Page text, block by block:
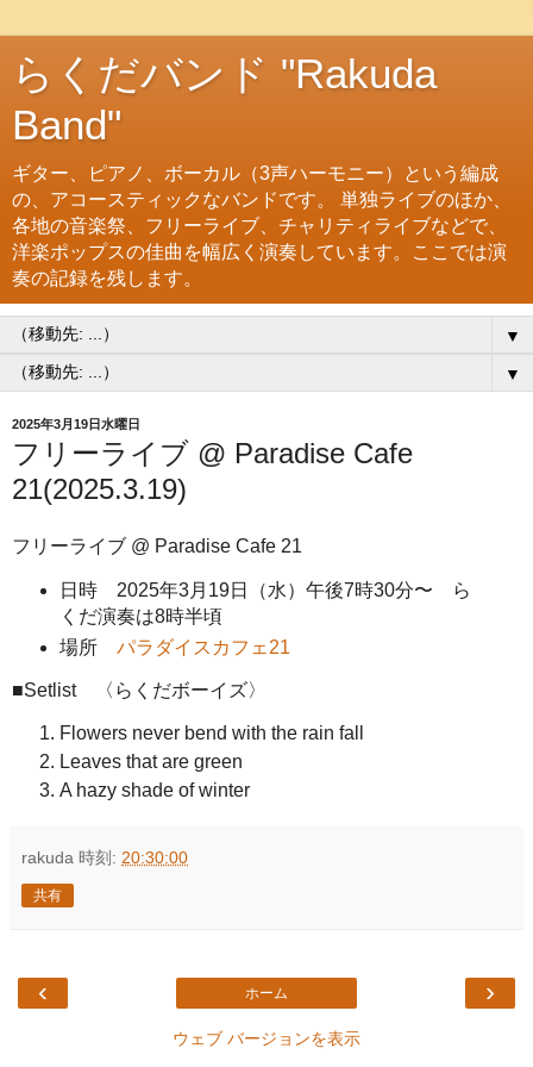
らくだバンド "Rakuda
Band"
ギター、ピアノ、ボーカル（3声ハーモニー）という編成
の、アコースティックなバンドです。 単独ライブのほか、
各地の音楽祭、フリーライブ、チャリティライブなどで、
洋楽ポップスの佳曲を幅広く演奏しています。ここでは演
奏の記録を残します。
▼
▼
2025年3月19日水曜日
フリーライブ @ Paradise Cafe
21(2025.3.19)
フリーライブ @ Paradise Cafe 21
日時 2025年3月19日（水）午後7時30分〜 ら
くだ演奏は8時半頃
場所 パラダイスカフェ21
■Setlist 〈らくだボーイズ〉
Flowers never bend with the rain fall
Leaves that are green
A hazy shade of winter
rakuda 時刻: 20:30:00
共有
‹ ›
ホーム
ウェブ バージョンを表示